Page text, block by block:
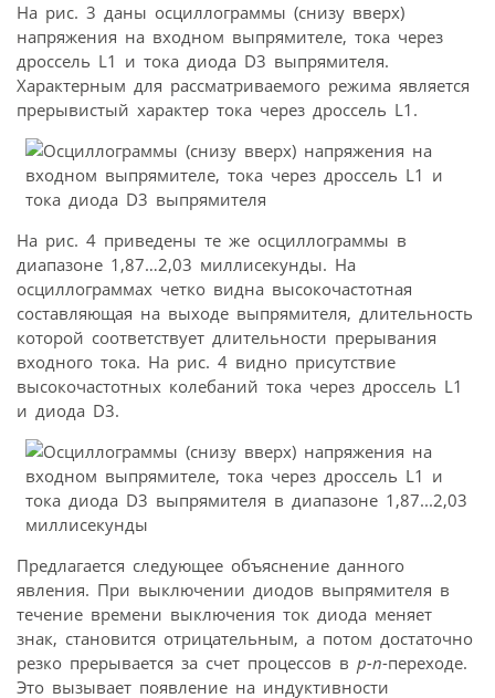
На рис. 3 даны осциллограммы (снизу вверх)
напряжения на входном выпрямителе, тока через
дроссель L1 и тока диода D3 выпрямителя.
Характерным для рассматриваемого режима является
прерывистый характер тока через дроссель L1.
На рис. 4 приведены те же осциллограммы в
диапазоне 1,87…2,03 миллисекунды. На
осциллограммах четко видна высокочастотная
составляющая на выходе выпрямителя, длительность
которой соответствует длительности прерывания
входного тока. На рис. 4 видно присутствие
высокочастотных колебаний тока через дроссель L1
и диода D3.
Предлагается следующее объяснение данного
явления. При выключении диодов выпрямителя в
течение времени выключения ток диода меняет
знак, становится отрицательным, а потом достаточно
резко прерывается за счет процессов в p-n-переходе.
Это вызывает появление на индуктивности